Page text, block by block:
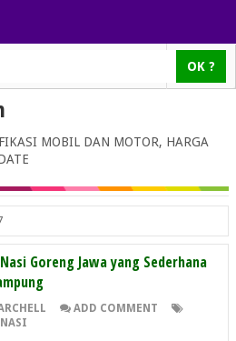
MOBIL DAN MOTOR, HARGA
Goreng Jawa yang Sederhana
ADD COMMENT